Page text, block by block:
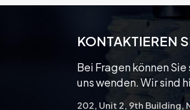
Schraube
KONTAKTIEREN
Bei Fragen können
uns wenden. Wir sind
202, Unit 2, 9th Building,